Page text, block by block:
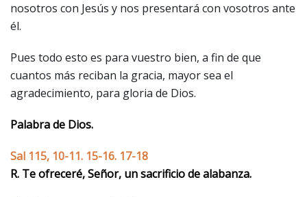
nosotros con Jesús y nos presentará con vosotros ante
él.
Pues todo esto es para vuestro bien, a fin de que
cuantos más reciban la gracia, mayor sea el
agradecimiento, para gloria de Dios.
Palabra de Dios.
Sal 115, 10-11. 15-16. 17-18
R. Te ofreceré, Señor, un sacrificio de alabanza.